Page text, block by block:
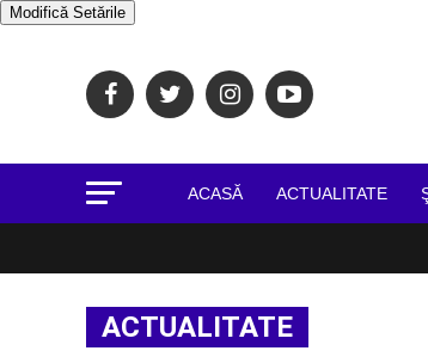
Modifică Setările
ACASĂ ACTUALITATE
ACTUALITATE